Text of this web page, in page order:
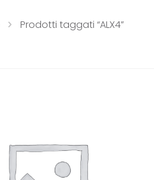
Prodotti taggati “ALX4”